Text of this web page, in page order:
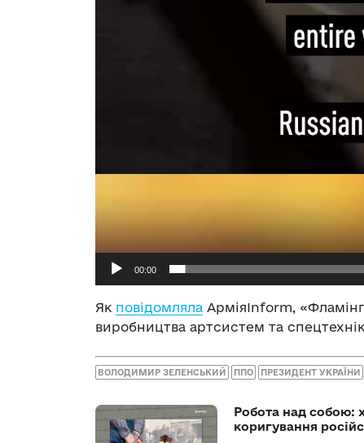
00:00
Як повідомляла АрміяInform,
виробництва артсистем та
ВОЛОДИМИР ЗЕЛЕНСЬКИЙ ППО ПРЕЗИДЕНТ УКРАЇНИ
Робота над собою:
коригування